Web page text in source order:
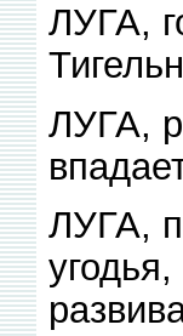
ЛУГА,
ЛУГА,
ЛУГА,